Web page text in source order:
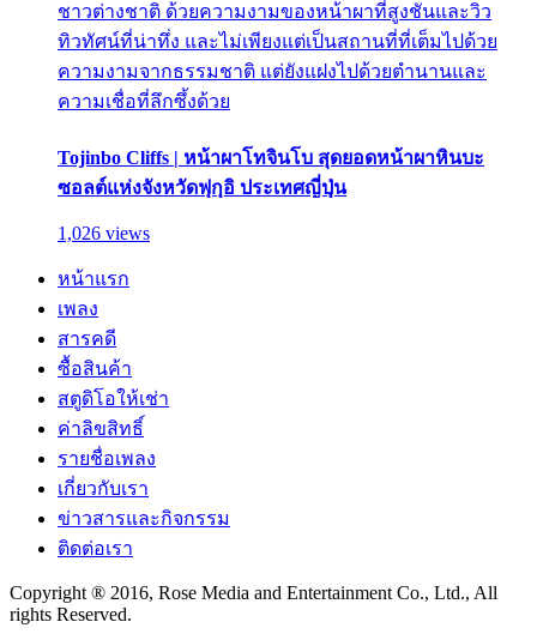
ชาวต่างชาติ ด้วยความงามของหน้าผาที่สูงชันและวิว
ทิวทัศน์ที่น่าทึ่ง และไม่เพียงแต่เป็นสถานที่ที่เต็มไปด้วย
ความงามจากธรรมชาติ แต่ยังแฝงไปด้วยตำนานและ
ความเชื่อที่ลึกซึ้งด้วย
Tojinbo Cliffs | หน้าผาโทจินโบ สุดยอดหน้าผาหินบะ
ซอลต์แห่งจังหวัดฟุกุอิ ประเทศญี่ปุ่น
1,026 views
หน้าแรก
เพลง
สารคดี
ซื้อสินค้า
สตูดิโอให้เช่า
ค่าลิขสิทธิ์
รายชื่อเพลง
เกี่ยวกับเรา
ข่าวสารและกิจกรรม
ติดต่อเรา
Copyright ® 2016, Rose Media and Entertainment Co., Ltd., All
rights Reserved.